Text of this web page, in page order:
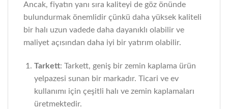
Ancak, fiyatın yanı sıra kaliteyi de göz önünde
bulundurmak önemlidir çünkü daha yüksek kaliteli
bir halı uzun vadede daha dayanıklı olabilir ve
maliyet açısından daha iyi bir yatırım olabilir.
Tarkett: Tarkett, geniş bir zemin kaplama ürün
yelpazesi sunan bir markadır. Ticari ve ev
kullanımı için çeşitli halı ve zemin kaplamaları
üretmektedir.